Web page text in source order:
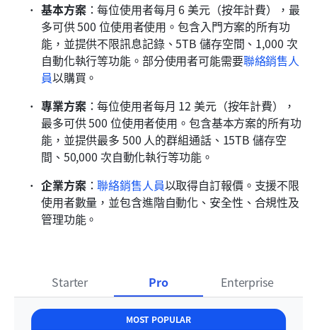
基本方案：每位使用者每月 6 美元（按年計費），最
多可供 500 位使用者使用。包含入門方案的所有功
能，並提供不限訊息記錄、5TB 儲存空間、1,000 次
自動化執行等功能。部分使用者可能需要聯絡銷售人
員以購買。
專業方案：每位使用者每月 12 美元（按年計費），
最多可供 500 位使用者使用。包含基本方案的所有功
能，並提供最多 500 人的群組通話、15TB 儲存空
間、50,000 次自動化執行等功能。
企業方案：聯絡銷售人員以取得自訂報價。支援不限
使用者數量，並包含進階自動化、安全性、合規性及
管理功能。
Starter Pro Enterprise
MOST POPULAR